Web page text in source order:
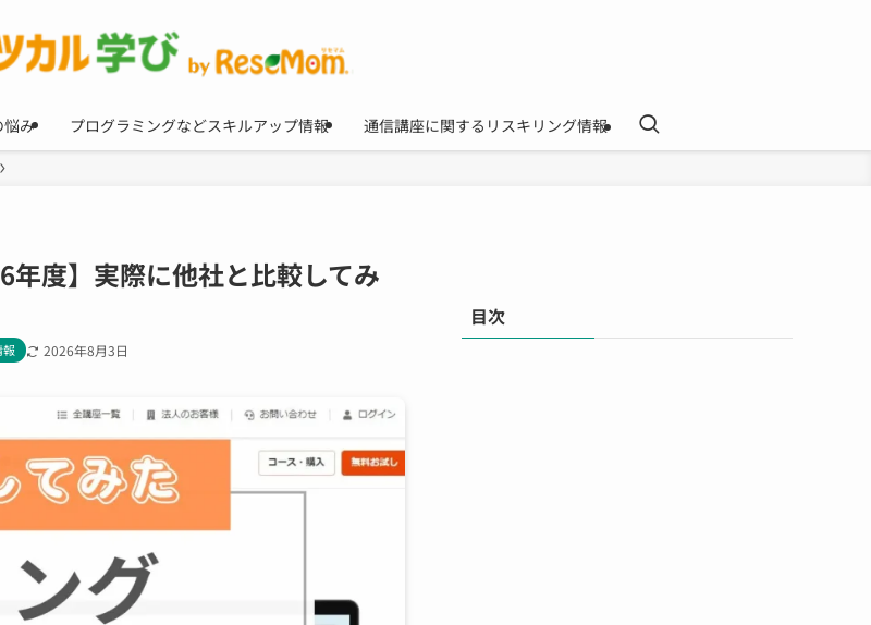
悩み プログラミングなどスキルアップ情報 通信講座に関するリスキリング情報
度】実際に他社と比較してみ
報 2026年8月3日
目次